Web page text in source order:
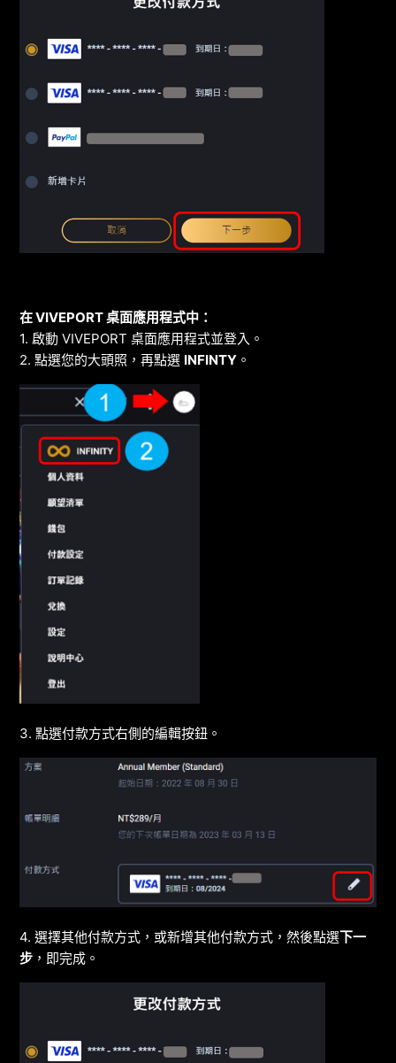
在 VIVEPORT 桌面應用程式中：
1. 啟動 VIVEPORT 桌面應用程式並登入。
2. 點選您的大頭照，再點選 INFINTY 。
3. 點選付款方式右側的編輯按鈕。
4. 選擇其他付款方式，或新增其他付款方式，然後點選下一
步 ，即完成。